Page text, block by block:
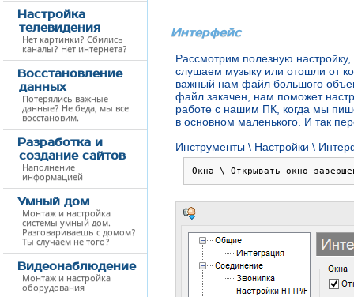
Настройка
телевидения
Нет картинки? Сбились
каналы? Нет интернета?
Восстановление
данных
Потерялись важные
данные? Не беда, мы все
восстановим.
Разработка и
создание сайтов
Наполнение
информацией
Умный дом
Монтаж и настройка
системы умный дом.
Разговариваешь с домом?
Ты случаем не того?
Видеонаблюдение
Монтаж и настройка
оборудования
Интерфейс
Рассмотрим полезную
слушаем музыку или отошли от
важный нам файл большого
файл закачен, нам поможет
работе с нашим ПК, когда мы
в основном маленького. И так
Инструменты \ Настройки \
Окна \ Открывать окно